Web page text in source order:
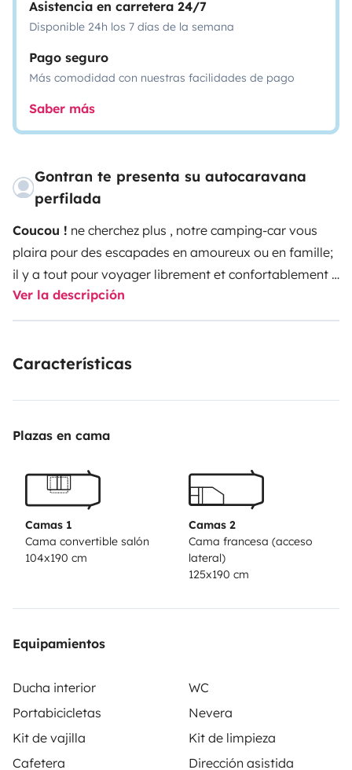
Asistencia en carretera 24/7
Disponible 24h los 7 días de la semana
Pago seguro
Más comodidad con nuestras facilidades de pago
Saber más
Gontran te presenta su autocaravana
perfilada
Coucou ! ne cherchez plus , notre camping-car vous
plaira pour des escapades en amoureux ou en famille;
il y a tout pour voyager librement et confortablement :
kit vaisselles et casseroles, mobilier extérieur et kit de
jeux ( modifiable selon vos envies ) ; Equipé d'un four,
l'habitacle.Il s'agit d'un Camping-Car C.I sur porteur
deuxième couchage n'est pas recommandé pour
Ver la descripción
Características
Plazas en cama
Camas 1
Cama convertible salón
104x190 cm
Camas 2
Cama francesa (acceso
lateral)
125x190 cm
Equipamientos
Ducha interior
WC
Portabicicletas
Nevera
Kit de vajilla
Kit de limpieza
Cafetera
Dirección asistida